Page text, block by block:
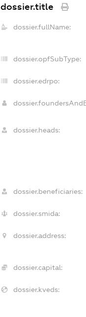
dossier.title
dossier.fullName:
dossier.opfSubType:
dossier.edrpo:
dossier.heads:
dossier.beneficiaries:
dossier.smida:
dossier.address:
dossier.capital:
dossier.kveds: